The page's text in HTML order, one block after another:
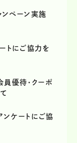
ペーン実施
トにご協力を
員優待・クーポ
ンケートにご協